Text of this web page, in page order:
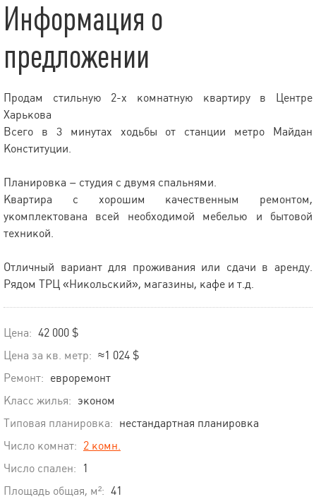
Информация о
предложении
Продам стильную 2-х комнатную квартиру в Центре
Харькова
Всего в 3 минутах ходьбы от станции метро Майдан
Конституции.
Планировка – студия с двумя спальнями.
Квартира с хорошим качественным ремонтом,
укомплектована всей необходимой мебелью и бытовой
техникой.
Отличный вариант для проживания или сдачи в аренду.
Рядом ТРЦ «Никольский», магазины, кафе и т.д.
Цена: 42 000 $
Цена за кв. метр: ≈1 024 $
Ремонт: евроремонт
Класс жилья: эконом
Типовая планировка: нестандартная планировка
Число комнат: 2 комн.
Число спален:
1
Площадь общая, м²: 41